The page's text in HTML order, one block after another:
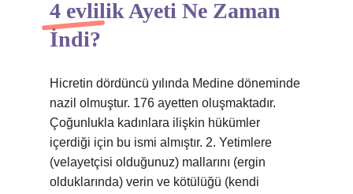
4 evlilik Ayeti Ne Zaman
İndi?
Hicretin dördüncü yılında Medine döneminde
nazil olmuştur. 176 ayetten oluşmaktadır.
Çoğunlukla kadınlara ilişkin hükümler
içerdiği için bu ismi almıştır. 2. Yetimlere
(velayetçisi olduğunuz) mallarını (ergin
olduklarında) verin ve kötülüğü (kendi